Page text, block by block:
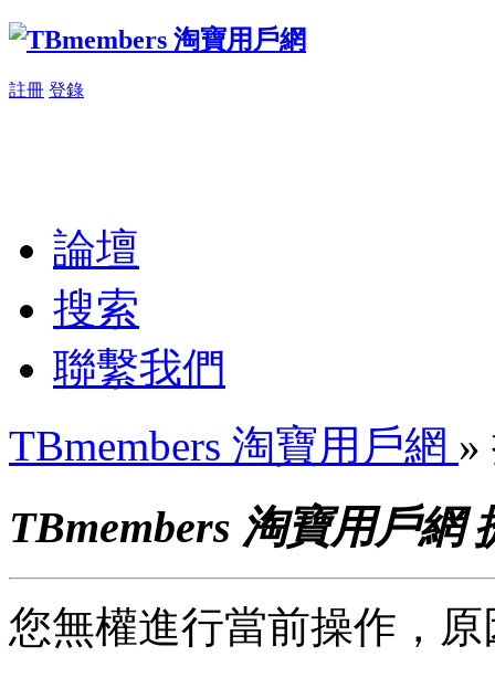
註冊 登錄
論壇
搜索
聯繫我們
TBmembers 淘寶用戶網 »
TBmembers 淘寶用戶網
您無權進行當前操作，